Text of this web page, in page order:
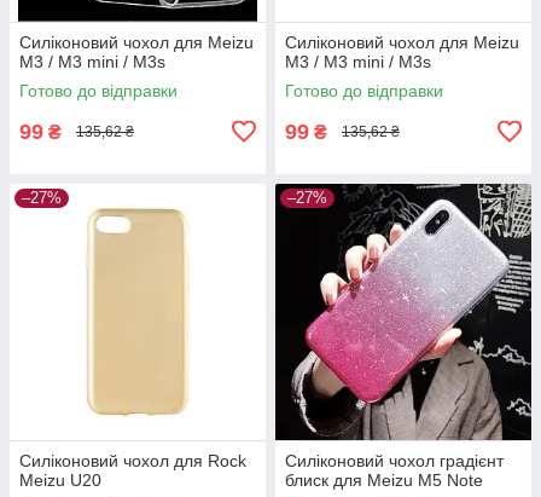
Силіконовий чохол для Meizu
M3 / M3 mini / M3s
Готово до відправки
99 ₴ 135,62 ₴
Силіконовий чохол для Meizu
M3 / M3 mini / M3s
Готово до відправки
99 ₴ 135,62 ₴
–27%
Силіконовий чохол для Rock
Meizu U20
–27%
Силіконовий чохол градієнт
блиск для Meizu M5 Note